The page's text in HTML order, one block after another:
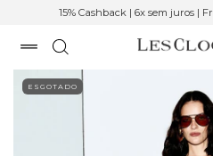
15% Cashback | 6x sem juros |
ESGOTADO